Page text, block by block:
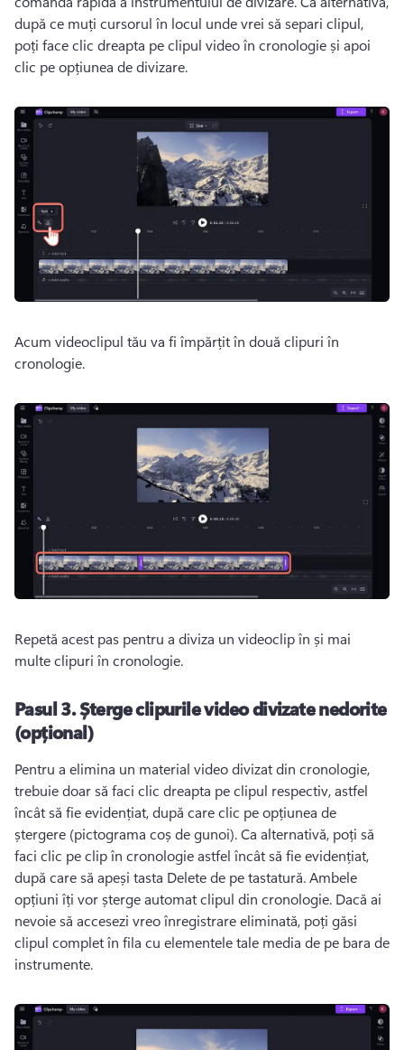
după ce muți cursorul în locul unde vrei să separi clipul,
poți face clic dreapta pe clipul video în cronologie și apoi
clic pe opțiunea de divizare.
Acum videoclipul tău va fi împărțit în două clipuri în
cronologie.
Repetă acest pas pentru a diviza un videoclip în și mai
multe clipuri în cronologie.
Pasul 3.Șterge clipurile video divizate nedorite
(opțional)
Pentru a elimina un material video divizat din cronologie,
trebuie doar să faci clic dreapta pe clipul respectiv, astfel
încât să fie evidențiat, după care clic pe opțiunea de
ștergere (pictograma coș de gunoi). Ca alternativă, poți să
faci clic pe clip în cronologie astfel încât să fie evidențiat,
după care să apeși tasta Delete de pe tastatură. Ambele
opțiuni îți vor șterge automat clipul din cronologie. Dacă ai
nevoie să accesezi vreo înregistrare eliminată, poți găsi
clipul complet în fila cu elementele tale media de pe bara de
instrumente.